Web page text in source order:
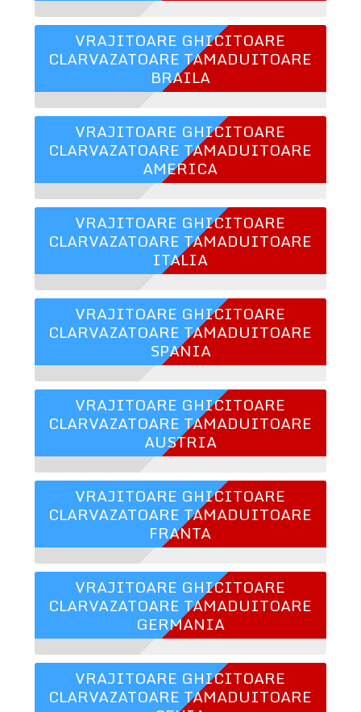
VRAJITOARE GHICITOARE
CLARVAZATOARE TAMADUITOARE
BRAILA
VRAJITOARE GHICITOARE
CLARVAZATOARE TAMADUITOARE
AMERICA
VRAJITOARE GHICITOARE
CLARVAZATOARE TAMADUITOARE
ITALIA
VRAJITOARE GHICITOARE
CLARVAZATOARE TAMADUITOARE
SPANIA
VRAJITOARE GHICITOARE
CLARVAZATOARE TAMADUITOARE
AUSTRIA
VRAJITOARE GHICITOARE
CLARVAZATOARE TAMADUITOARE
FRANTA
VRAJITOARE GHICITOARE
CLARVAZATOARE TAMADUITOARE
GERMANIA
VRAJITOARE GHICITOARE
CLARVAZATOARE TAMADUITOARE